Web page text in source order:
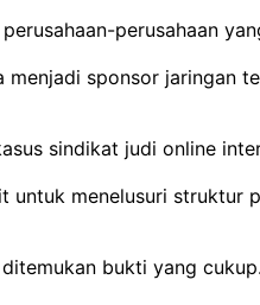
perusahaan
sponsor jaringan
sindikat judi online
menelusuri struktur
bukti yang